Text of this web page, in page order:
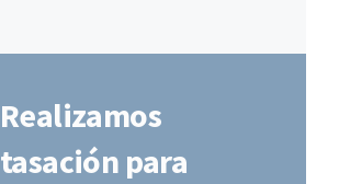
Realizamos
tasación para